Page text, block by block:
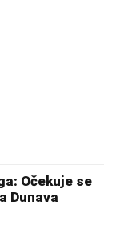
Očekuje se
Dunava